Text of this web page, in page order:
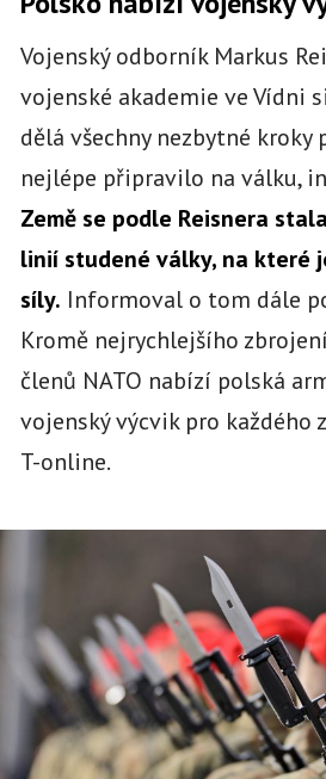
Vojenský odborník Markus
vojenské akademie ve Vídni
dělá všechny nezbytné kroky
nejlépe připravilo na válku,
Země se podle Reisnera
linií studené války, na které
síly. Informoval o tom dále
Kromě nejrychlejšího
členů NATO nabízí polská
vojenský výcvik pro každého
T-online.